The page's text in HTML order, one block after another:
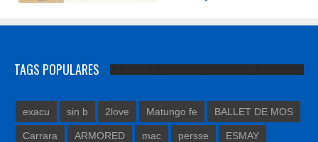
TAGS POPULARES
exacu sin b 2love Matungo fe BALLET DE MOS
Carrara ARMORED mac persse ESMAY